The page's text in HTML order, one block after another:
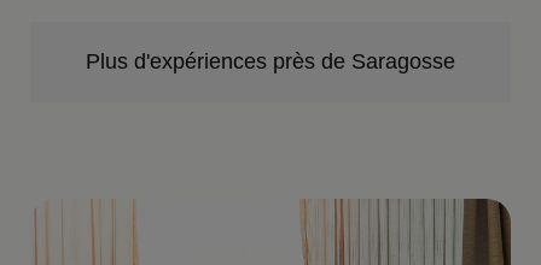
Plus d'expériences près de Saragosse